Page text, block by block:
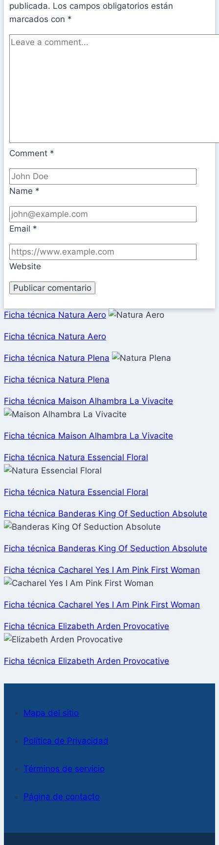
publicada. Los campos obligatorios están
marcados con *
Comment *
Name *
Email *
Website
Ficha técnica Natura Aero
Ficha técnica Natura Aero
Ficha técnica Natura Plena
Ficha técnica Natura Plena
Ficha técnica Maison Alhambra La Vivacite
Ficha técnica Maison Alhambra La Vivacite
Ficha técnica Natura Essencial Floral
Ficha técnica Natura Essencial Floral
Ficha técnica Banderas King Of Seduction Absolute
Ficha técnica Banderas King Of Seduction Absolute
Ficha técnica Cacharel Yes I Am Pink First Woman
Ficha técnica Cacharel Yes I Am Pink First Woman
Ficha técnica Elizabeth Arden Provocative
Ficha técnica Elizabeth Arden Provocative
Mapa del sitio
Política de Privacidad
Términos de servicio
Página de contacto